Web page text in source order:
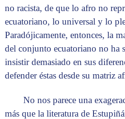
no racista, de que lo afro no
ecuatoriano, lo universal y lo
Paradójicamente, entonces, la
del conjunto ecuatoriano no ha
insistir demasiado en sus
defender éstas desde su matriz
No nos parece una
más que la literatura de